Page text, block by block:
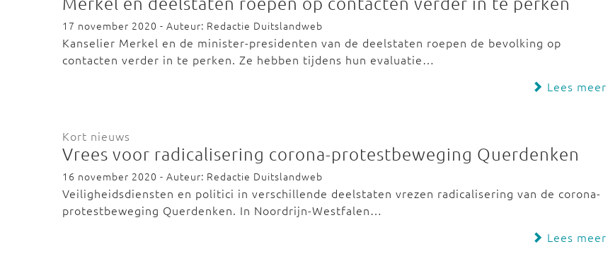
17 november 2020 - Auteur: Redactie Duitslandweb
Kanselier Merkel en de minister-presidenten van de deelstaten roepen de bevolking op
contacten verder in te perken. Ze hebben tijdens hun evaluatie…
Lees meer
Kort nieuws
Vrees voor radicalisering corona-protestbeweging Querdenken
16 november 2020 - Auteur: Redactie Duitslandweb
Veiligheidsdiensten en politici in verschillende deelstaten vrezen radicalisering van de corona-
protestbeweging Querdenken. In Noordrijn-Westfalen…
Lees meer